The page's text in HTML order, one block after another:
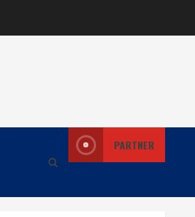
PARTNER